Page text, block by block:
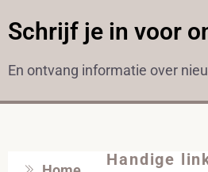
Schrijf je in voor
En ontvang informatie over
Handige